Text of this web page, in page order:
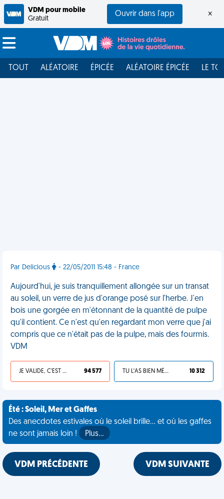
VDM pour mobile
Gratuit
Ouvrir dans l'app ×
TOUT ALÉATOIRE ÉPICÉE ALÉATOIRE ÉPICÉE LE
Par Delicious - 22/05/2011 15:48 - France
Aujourd'hui, je suis tranquillement allongée sur un transat
au soleil, un verre de jus d'orange posé sur l'herbe. J'en
bois une gorgée en m'étonnant de la quantité de pulpe
qu'il contient. Ce n'est qu'en regardant mon verre que j'ai
compris que ce n'était pas de la pulpe, mais des fourmis.
VDM
JE VALIDE, C'EST UNE VDM 94 577 TU L'AS BIEN MÉRITÉ 10 312
Été : Soleil, Mer et Gaffes
Des anecdotes estivales où le soleil brille... et où les gaffes
ne sont jamais loin !
Plus…
VDM PRÉCÉDENTE VDM SUIVANTE